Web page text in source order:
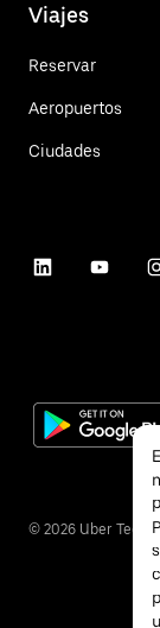
Viajes
Reservar
Aeropuertos
Ciudades
© 2026 Uber